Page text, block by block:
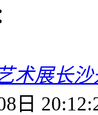
术展长
日